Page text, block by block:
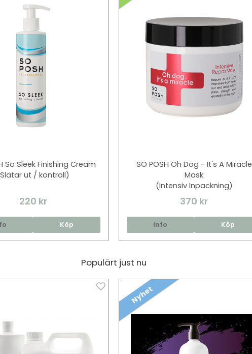
So Sleek Finishing Cream
ut / kontroll)
220 kr
Köp
SO POSH Oh Dog - It's A Miracle
Mask
(Intensiv Inpackning)
370 kr
Info Köp
Populärt just nu
Nyhet